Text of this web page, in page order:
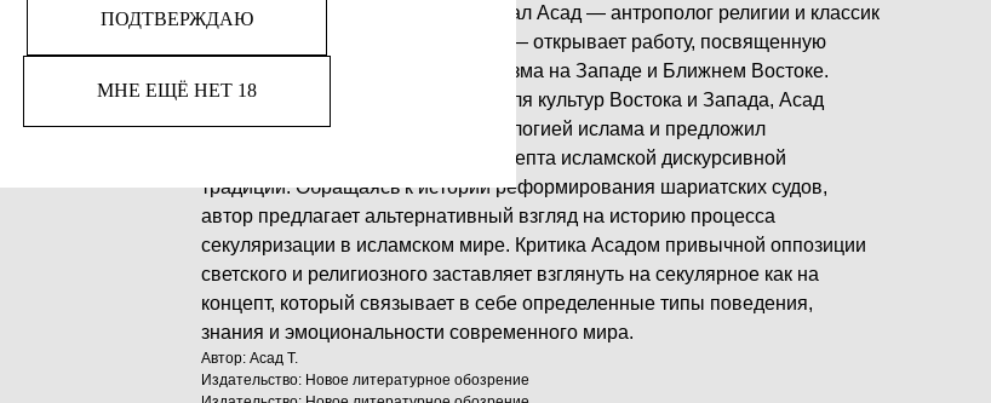
ПОДТВЕРЖДАЮ
МНЕ ЕЩЁ НЕТ 18
секуляризма? Этим вопросом Талал Асад — антрополог религии и классик
постколониальных исследований — открывает работу, посвященную
концепциям и практикам секуляризма на Западе и Ближнем Востоке.
Будучи уникальным медиатором для культур Востока и Запада, Асад
одним из первых занялся антропологией ислама и предложил
рассматривать ее с помощью концепта исламской дискурсивной
традиции. Обращаясь к истории реформирования шариатских судов,
автор предлагает альтернативный взгляд на историю процесса
секуляризации в исламском мире. Критика Асадом привычной оппозиции
светского и религиозного заставляет взглянуть на секулярное как на
концепт, который связывает в себе определенные типы поведения,
знания и эмоциональности современного мира.
Автор: Асад Т.
Издательство: Новое литературное обозрение